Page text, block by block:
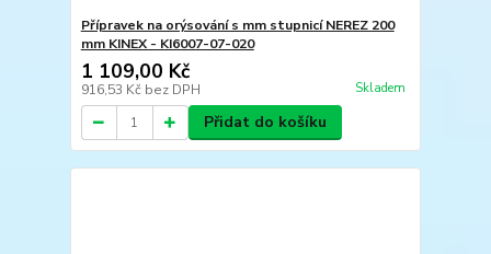
Přípravek na orýsování s mm stupnicí NEREZ 200
mm KINEX - KI6007-07-020
1 109,00 Kč
916,53 Kč bez DPH Skladem
Přidat do košíku